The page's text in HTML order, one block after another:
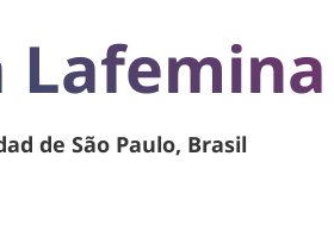
Lafemina
de São Paulo, Brasil